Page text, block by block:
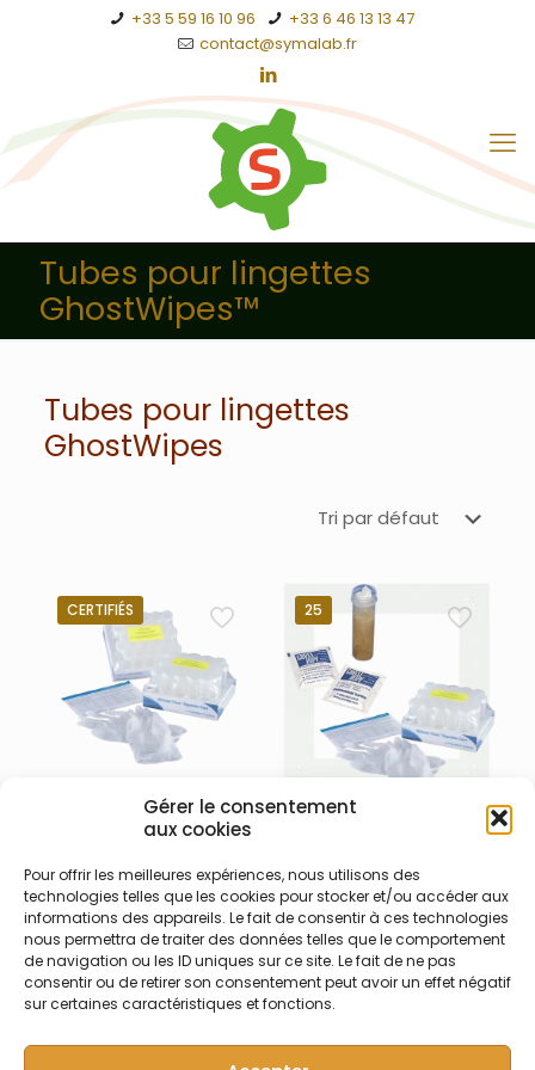
Gérer le consentement
aux cookies
Pour offrir les meilleures expériences, nous utilisons des
technologies telles que les cookies pour stocker et/ou accéder aux
informations des appareils. Le fait de consentir à ces technologies
nous permettra de traiter des données telles que le comportement
de navigation ou les ID uniques sur ce site. Le fait de ne pas
consentir ou de retirer son consentement peut avoir un effet négatif
sur certaines caractéristiques et fonctions.
+33 5 59 16 10 96
+33 6 46 13 13 47
contact@symalab.fr
Tubes pour lingettes
GhostWipes™
Tubes pour lingettes
GhostWipes
CERTIFIÉS
006-002-022 – Tubes 50
bouchon naturel
Tube de minéralisations
UltimateCup™ 50 ml (max.
68 ml) en PP avec
bouchons transparents –
Pré-nettoyé – conditionnés
sous atmosphère
25
GhostWipes
Kit de démarrage lingettes
GhostWipes – comprend 25
lingettes 15×15 cm
humidifiées à l’eau distillée
pour analyse de plomb et
béryllium, 25 tubes